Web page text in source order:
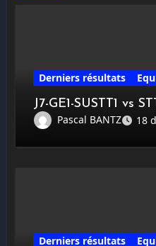
Derniers résultats
J7-GE1-SUSTT1 vs
Pascal BANTZ
18
Derniers résultats